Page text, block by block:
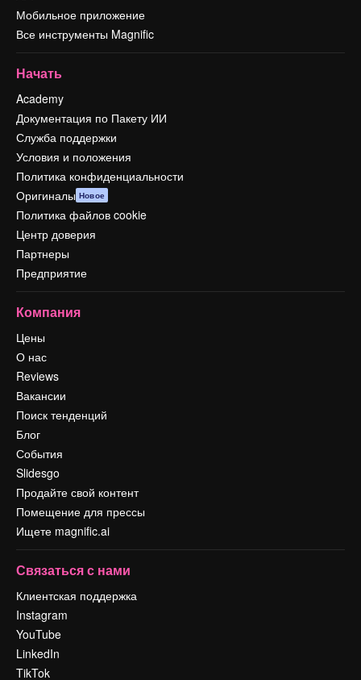
Мобильное приложение
Все инструменты Magnific
Начать
Academy
Документация по Пакету ИИ
Служба поддержки
Условия и положения
Политика конфиденциальности
Оригиналы Новое
Политика файлов cookie
Центр доверия
Партнеры
Предприятие
Компания
Цены
О нас
Reviews
Вакансии
Поиск тенденций
Блог
События
Slidesgo
Продайте свой контент
Помещение для прессы
Ищете magnific.ai
Связаться с нами
Клиентская поддержка
Instagram
YouTube
LinkedIn
TikTok